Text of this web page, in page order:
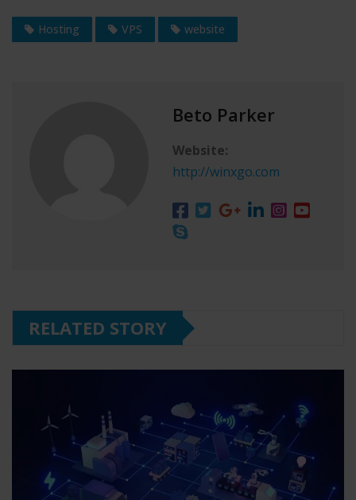
Hosting VPS website
Beto Parker
Website:
http://winxgo.com
RELATED STORY